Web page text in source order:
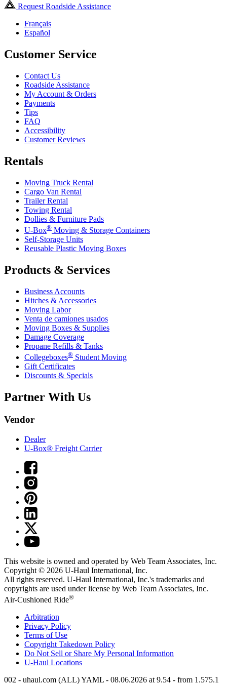
Request Roadside Assistance
Français
Español
Customer Service
Contact Us
Roadside Assistance
My Account & Orders
Payments
Tips
FAQ
Accessibility
Customer Reviews
Rentals
Moving Truck Rental
Cargo Van Rental
Trailer Rental
Towing Rental
Dollies & Furniture Pads
U-Box® Moving & Storage Containers
Self-Storage Units
Reusable Plastic Moving Boxes
Products & Services
Business Accounts
Hitches & Accessories
Moving Labor
Venta de camiones usados
Moving Boxes & Supplies
Damage Coverage
Propane Refills & Tanks
Collegeboxes® Student Moving
Gift Certificates
Discounts & Specials
Partner With Us
Vendor
Dealer
U-Box® Freight Carrier
This website is owned and operated by Web Team Associates, Inc.
Copyright © 2026 U-Haul International, Inc.
All rights reserved. U-Haul International, Inc.'s trademarks and
copyrights are used under license by Web Team Associates, Inc.
Air-Cushioned Ride®
Arbitration
Privacy Policy
Terms of Use
Copyright Takedown Policy
Do Not Sell or Share My Personal Information
U-Haul Locations
002 - uhaul.com (ALL) YAML - 08.06.2026 at 9.54 - from 1.575.1